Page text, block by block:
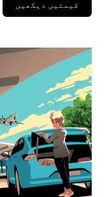
down
interact
with
the
calendar
and
select
a
date.
Press
the
escape
button
to
close
the
calendar.
قیمتیں دیکھیں